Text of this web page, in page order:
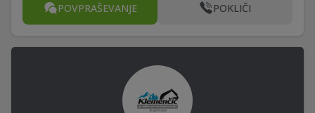
POVPRAŠEVANJE POKLIČI